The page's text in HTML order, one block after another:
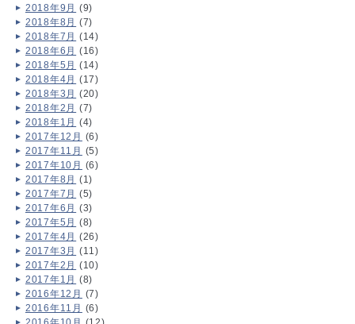
2018年9月 (9)
2018年8月 (7)
2018年7月 (14)
2018年6月 (16)
2018年5月 (14)
2018年4月 (17)
2018年3月 (20)
2018年2月 (7)
2018年1月 (4)
2017年12月 (6)
2017年11月 (5)
2017年10月 (6)
2017年8月 (1)
2017年7月 (5)
2017年6月 (3)
2017年5月 (8)
2017年4月 (26)
2017年3月 (11)
2017年2月 (10)
2017年1月 (8)
2016年12月 (7)
2016年11月 (6)